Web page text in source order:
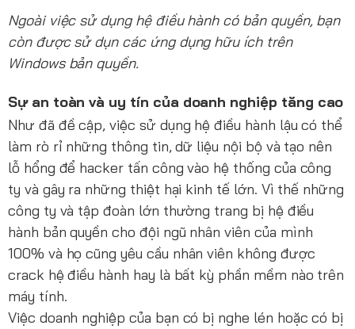
Ngoài việc sử dụng hệ điều hành có bản quyền, bạn
còn được sử dụn các ứng dụng hữu ích trên
Windows bản quyền.
Sự an toàn và uy tín của doanh nghiệp tăng cao
Như đã đề cập, việc sử dụng hệ điều hành lậu có thể
làm rò rỉ những thông tin, dữ liệu nội bộ và tạo nên
lỗ hổng để hacker tấn công vào hệ thống của công
ty và gây ra những thiệt hại kinh tế lớn. Vì thế những
công ty và tập đoàn lớn thường trang bị hệ điều
hành bản quyền cho đội ngũ nhân viên của mình
100% và họ cũng yêu cầu nhân viên không được
crack hệ điều hành hay là bất kỳ phần mềm nào trên
máy tính.
Việc doanh nghiệp của bạn có bị nghe lén hoặc có bị